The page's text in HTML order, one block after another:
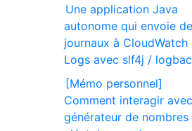
Une application Java
autonome qui envoie
journaux à CloudWatch
Logs avec slf4j /
[Mémo personnel]
Comment interagir
générateur de nombres